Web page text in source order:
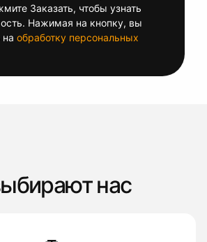
Заказать, чтобы узнать
Нажимая на кнопку, вы
на обработку персональных
нас